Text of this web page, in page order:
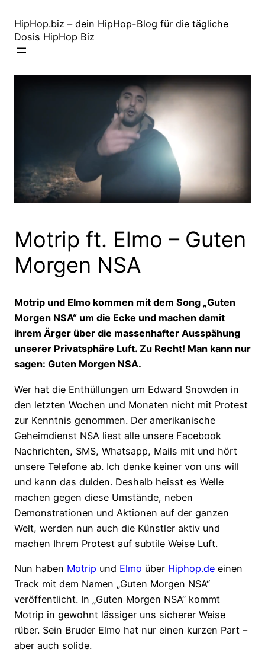
Inhalt
springen
HipHop.biz – dein HipHop-Blog für die tägliche
Dosis HipHop Biz
Motrip ft. Elmo – Guten
Morgen NSA
Motrip und Elmo kommen mit dem Song „Guten
Morgen NSA“ um die Ecke und machen damit
ihrem Ärger über die massenhafter Ausspähung
unserer Privatsphäre Luft. Zu Recht! Man kann nur
sagen: Guten Morgen NSA.
Wer hat die Enthüllungen um Edward Snowden in
den letzten Wochen und Monaten nicht mit Protest
zur Kenntnis genommen. Der amerikanische
Geheimdienst NSA liest alle unsere Facebook
Nachrichten, SMS, Whatsapp, Mails mit und hört
unsere Telefone ab. Ich denke keiner von uns will
und kann das dulden. Deshalb heisst es Welle
machen gegen diese Umstände, neben
Demonstrationen und Aktionen auf der ganzen
Welt, werden nun auch die Künstler aktiv und
machen Ihrem Protest auf subtile Weise Luft.
Nun haben Motrip und Elmo über Hiphop.de einen
Track mit dem Namen „Guten Morgen NSA“
veröffentlicht. In „Guten Morgen NSA“ kommt
Motrip in gewohnt lässiger uns sicherer Weise
rüber. Sein Bruder Elmo hat nur einen kurzen Part –
aber auch solide.